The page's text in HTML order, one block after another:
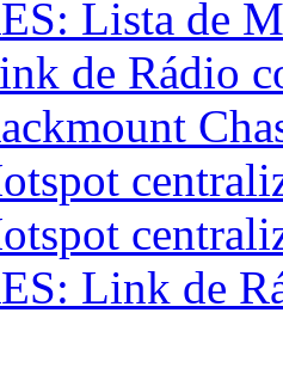
Lista de
de Rádio
Link de